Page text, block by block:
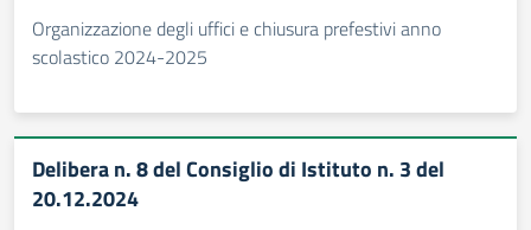
Organizzazione degli uffici e chiusura prefestivi anno
scolastico 2024-2025
Delibera n. 8 del Consiglio di Istituto n. 3 del
20.12.2024